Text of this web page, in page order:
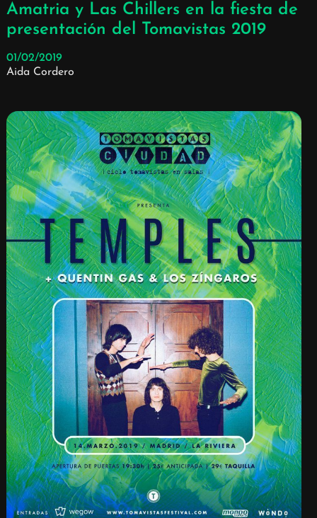
Amatria y Las Chillers en la fiesta de
presentación del Tomavistas 2019
01/02/2019
Aida Cordero